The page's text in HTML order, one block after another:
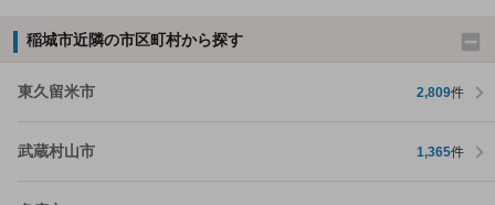
稲城市近隣の市区町村から探す
東久留米市 2,809件
武蔵村山市 1,365件